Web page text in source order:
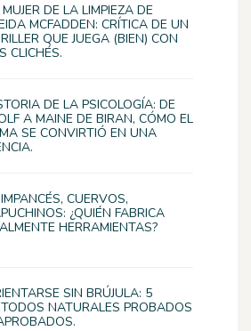
DE LA LIMPIEZA DE
MCFADDEN: CRÍTICA DE UN
QUE JUEGA (BIEN) CON
CLICHÉS.
DE LA PSICOLOGÍA: DE
A MAINE DE BIRAN, CÓMO EL
SE CONVIRTIÓ EN UNA
CUERVOS,
¿QUIÉN FABRICA
HERRAMIENTAS?
SIN BRÚJULA: 5
NATURALES PROBADOS